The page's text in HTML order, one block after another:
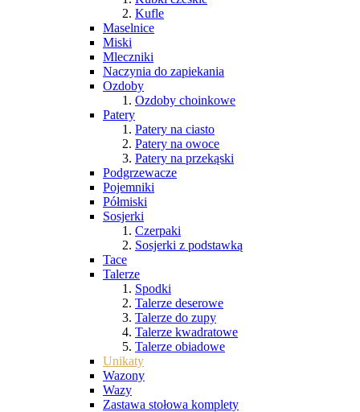
Kufle
Maselnice
Miski
Mleczniki
Naczynia do zapiekania
Ozdoby
Ozdoby choinkowe
Patery
Patery na ciasto
Patery na owoce
Patery na przekąski
Podgrzewacze
Pojemniki
Półmiski
Sosjerki
Czerpaki
Sosjerki z podstawką
Tace
Talerze
Spodki
Talerze deserowe
Talerze do zupy
Talerze kwadratowe
Talerze obiadowe
Unikaty
Wazony
Wazy
Zastawa stołowa komplety